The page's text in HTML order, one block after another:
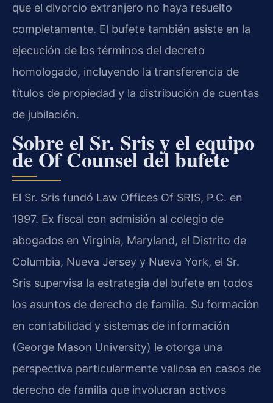
que el divorcio extranjero no haya resuelto
completamente. El bufete también asiste en la
ejecución de los términos del decreto
homologado, incluyendo la transferencia de
títulos de propiedad y la distribución de cuentas
de jubilación.
Sobre el Sr. Sris y el equipo
de Of Counsel del bufete
El Sr. Sris fundó Law Offices Of SRIS, P.C. en
1997. Ex fiscal con admisión al colegio de
abogados en Virginia, Maryland, el Distrito de
Columbia, Nueva Jersey y Nueva York, el Sr.
Sris supervisa la estrategia del bufete en todos
los asuntos de derecho de familia. Su formación
en contabilidad y sistemas de información
(George Mason University) le otorga una
perspectiva particularmente valiosa en casos de
derecho de familia que involucran activos